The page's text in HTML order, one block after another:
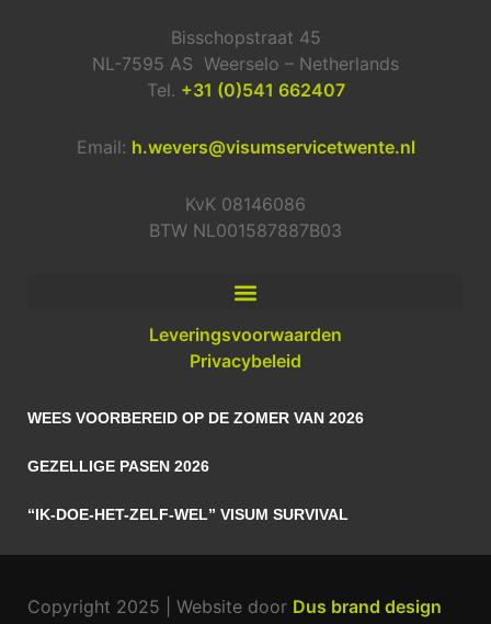
Bisschopstraat 45
NL-7595 AS Weerselo – Netherlands
Tel. +31 (0)541 662407
Email: h.wevers@visumservicetwente.nl
KvK 08146086
BTW NL001587887B03
Leveringsvoorwaarden
Privacybeleid
WEES VOORBEREID OP DE ZOMER VAN 2026
GEZELLIGE PASEN 2026
“IK-DOE-HET-ZELF-WEL” VISUM SURVIVAL
Copyright 2025 | Website door Dus brand design